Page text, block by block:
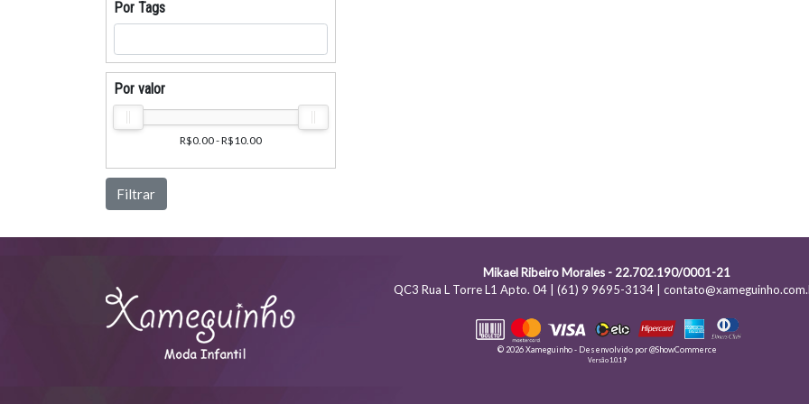
Por Tags
Por valor
R$0.00 - R$10.00
Filtrar
Mikael Ribeiro Morales - 22.702.190/0001-21
QC3 Rua L Torre L1 Apto. 04 | (61) 9 9695-3134 |
© 2026 Xameguinho - Desenvolvido por@ShowCommerce
Versão 1.0.19